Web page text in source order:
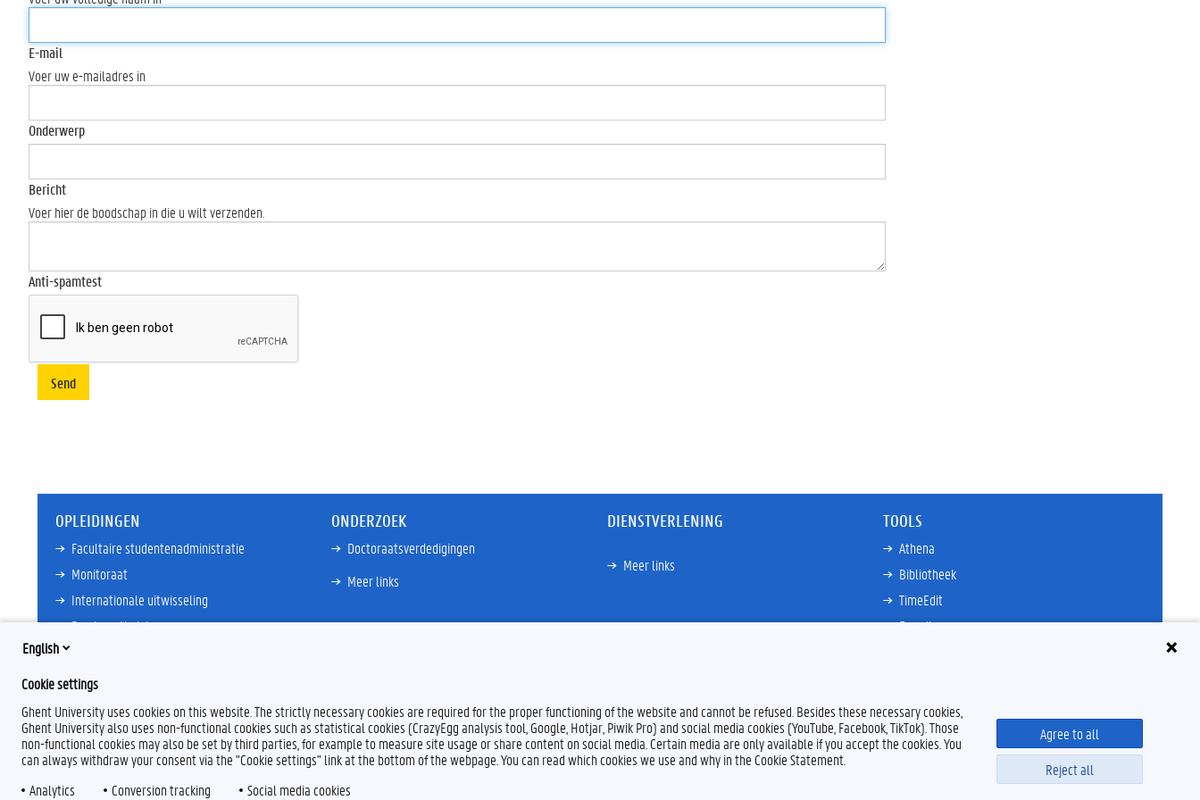
E-mail
Voer uw e-mailadres in
Onderwerp
Bericht
Voer hier de boodschap in die u wilt verzenden.
Anti-spamtest
Send
OPLEIDINGEN
Facultaire studentenadministratie
Monitoraat
Internationale uitwisseling
Proclamatiedata
Meer links
ONDERZOEK
Doctoraatsverdedigingen
Meer links
DIENSTVERLENING
Meer links
TOOLS
Athena
Bibliotheek
TimeEdit
E-mail
Research Explorer
I
Toegankelijkheid © 2026 Universiteit Gent
English
Cookie settings
Ghent University uses cookies on this website. The strictly necessary cookies are required for the proper functioning of the website and cannot be refused. Besides these necessary cookies,
Ghent University also uses non-functional cookies such as statistical cookies (CrazyEgg analysis tool, Google, Hotjar, Piwik Pro) and social media cookies (YouTube, Facebook, TikTok). Those
non-functional cookies may also be set by third parties, for example to measure site usage or share content on social media. Certain media are only available if you accept the cookies. You
can always withdraw your consent via the "Cookie settings" link at the bottom of the webpage. You can read which cookies we use and why in the Cookie Statement.
Analytics
Conversion tracking Social media cookies
Agree to all
Reject all